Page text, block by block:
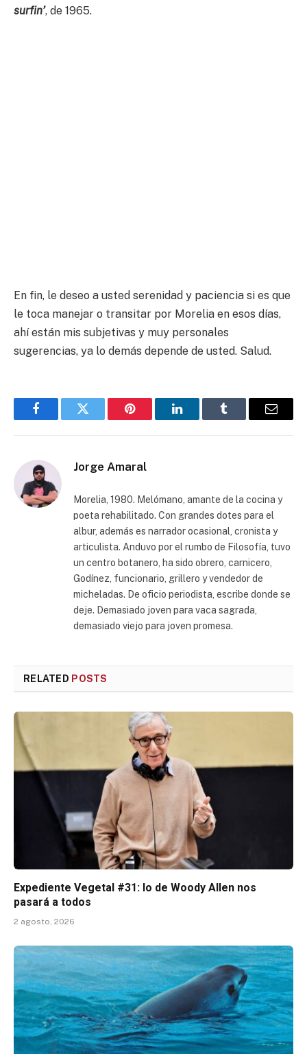
surfin’, de 1965.
En fin, le deseo a usted serenidad y paciencia si es que
le toca manejar o transitar por Morelia en esos días,
ahí están mis subjetivas y muy personales
sugerencias, ya lo demás depende de usted. Salud.
FacebookTwitter Pinterest LinkedInTumblr Email
Jorge Amaral
Morelia, 1980. Melómano, amante de la cocina y
poeta rehabilitado. Con grandes dotes para el
albur, además es narrador ocasional, cronista y
articulista. Anduvo por el rumbo de Filosofía, tuvo
un centro botanero, ha sido obrero, carnicero,
Godínez, funcionario, grillero y vendedor de
micheladas. De oficio periodista, escribe donde se
deje. Demasiado joven para vaca sagrada,
demasiado viejo para joven promesa.
RELATED POSTS
Expediente Vegetal #31: lo de Woody Allen nos
pasará a todos
2 agosto, 2026